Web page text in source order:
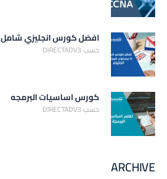
افضل كورس انجليزي شامل 12 مستوي لل...
حسب DIRECTADV3
كورس اساسيات البرمجه
حسب DIRECTADV3
ARCHIVE